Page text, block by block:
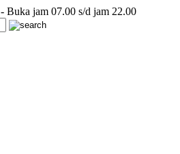
- Buka jam 07.00 s/d jam 22.00